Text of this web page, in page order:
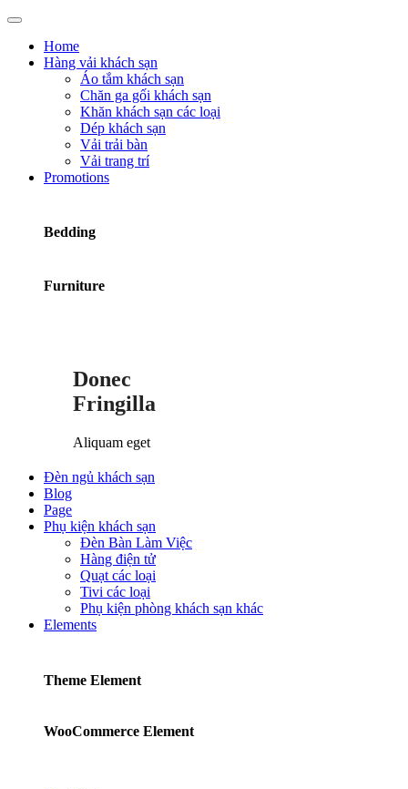
Home
Hàng vải khách sạn
Áo tắm khách sạn
Chăn ga gối khách sạn
Khăn khách sạn các loại
Dép khách sạn
Vải trải bàn
Vải trang trí
Promotions
Bedding
Furniture
Donec
Fringilla
Aliquam eget
Đèn ngủ khách sạn
Blog
Page
Phụ kiện khách sạn
Đèn Bàn Làm Việc
Hàng điện tử
Quạt các loại
Tivi các loại
Phụ kiện phòng khách sạn khác
Elements
Theme Element
WooCommerce Element